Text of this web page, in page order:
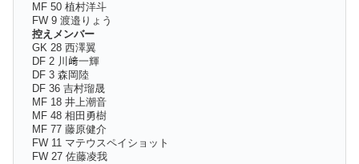
MF 50 植村洋斗
FW 9 渡邉りょう
控えメンバー
GK 28 西澤翼
DF 2 川﨑一輝
DF 3 森岡陸
DF 36 吉村瑠晟
MF 18 井上潮音
MF 48 相田勇樹
MF 77 藤原健介
FW 11 マテウスペイショット
FW 27 佐藤凌我